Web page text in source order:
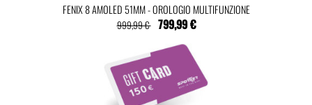
FENIX 8 AMOLED 51MM - OROLOGIO MULTIFUNZIONE
999,99 € 799,99 €